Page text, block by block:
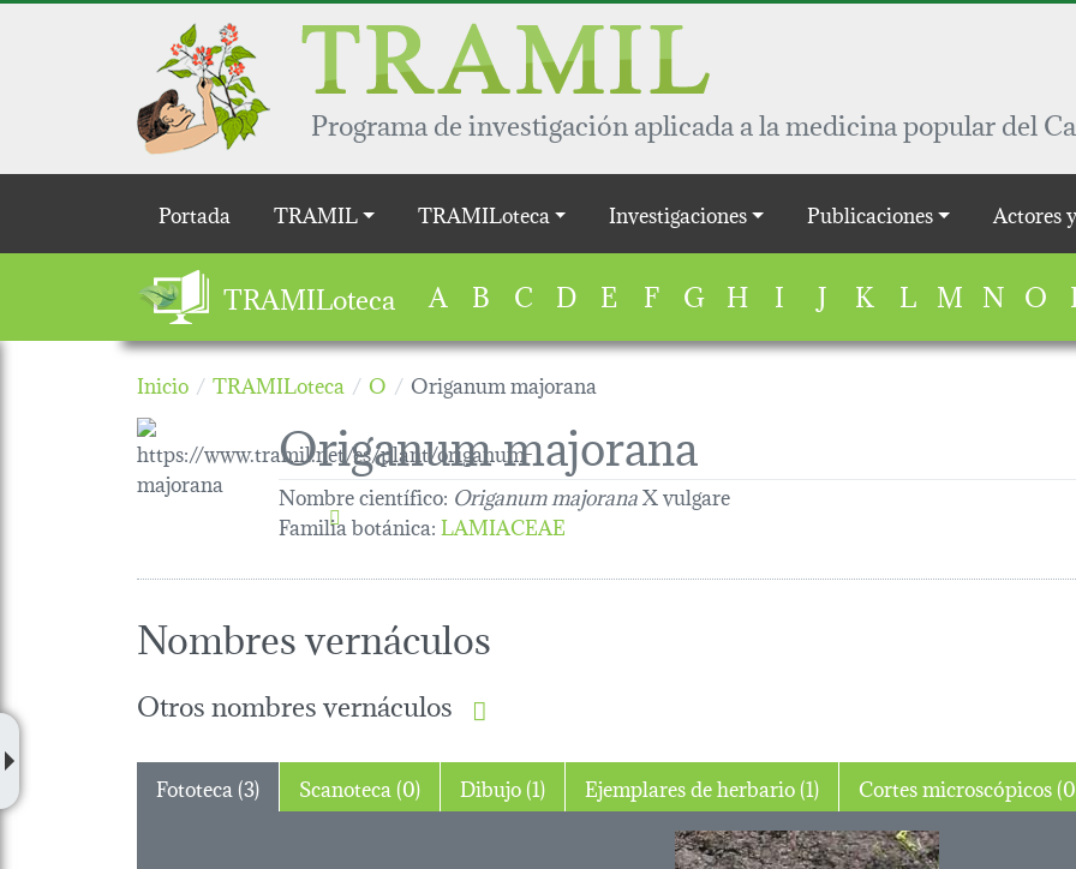
Pasar al contenido principal
Programa de investigación aplicada a la medicina popular del
Main navigation
Portada TRAMIL TRAMILoteca Investigaciones Publicaciones Actores
TRAMILoteca A B C D E F G H I J K L M N O
Inicio TRAMILoteca O Origanum majorana
Origanum majorana
Nombre científico: Origanum majoranaX vulgare
Familia botánica:LAMIACEAE
Nombres vernáculos
Otros nombres vernáculos
Fototeca (3) Scanoteca (0) Dibujo (1) Ejemplares de herbario (1) Cortes